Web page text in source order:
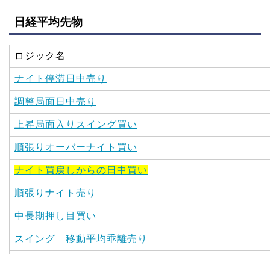
日経平均先物
ロジック名
ナイト停滞日中売り
調整局面日中売り
上昇局面入りスイング買い
順張りオーバーナイト買い
ナイト買戻しからの日中買い
順張りナイト売り
中長期押し目買い
スイング 移動平均乖離売り